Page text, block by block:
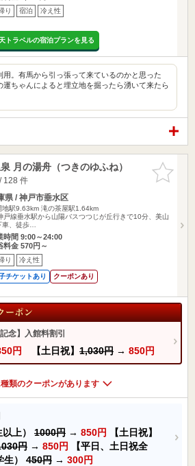
り 宿泊 冷え性
トラベルの宿泊プランを見る
用。有馬から引っ張って来ているのかと思った
運ちゃんによると埋立地を掘ったら湧いて来たら
お気に入
りに追加
月の湯舟（つきのゆふね）
128 件
県 / 神戸市垂水区
地駅9.63km 滝の茶屋駅1.64km
戸線垂水駅から山陽バスつつじが丘行きで10分、美山
車、徒歩…
時間 9:00～24:00
料金 570円～
り 冷え性
チケットあり クーポンあり
念】入館料割引
円 【土日祝】 1,030円 → 850円
類のクーポンがあります
上） 1000円 → 850円
【土日祝】
円 → 850円
【平日、土日祝全
生） 450円 → 300円